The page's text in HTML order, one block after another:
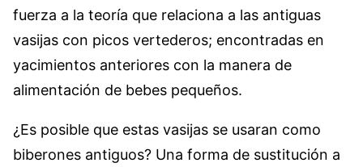
fuerza a la teoría que relaciona a las antiguas
vasijas con picos vertederos; encontradas en
yacimientos anteriores con la manera de
alimentación de bebes pequeños.
¿Es posible que estas vasijas se usaran como
biberones antiguos? Una forma de sustitución a